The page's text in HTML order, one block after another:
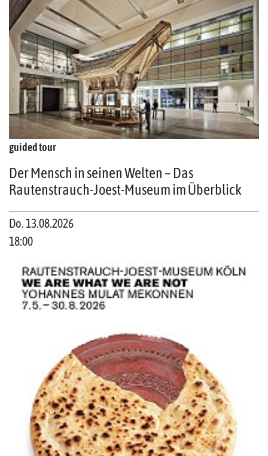
guided tour
Der Mensch in seinen Welten – Das
Rautenstrauch-Joest-Museum im Überblick
Do. 13.08.2026
18:00